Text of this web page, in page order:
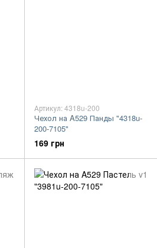
Артикул: 4318u-200
Чехол на A529 Панды "4318u-
200-7105"
169 грн